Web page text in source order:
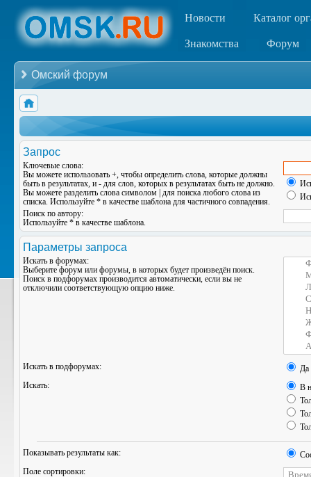
Новости Каталог
Знакомства Форум
Омский форум
Запрос
Ключевые слова:
Вы можете использовать +, чтобы определить слова, которые должны
быть в результатах, и - для слов, которых в результатах быть не должно.
Вы можете разделить слова символом для поиска любого слова из
списка. Используйте * в качестве шаблона для частичного совпадения.
Поиск по автору:
Используйте * в качестве шаблона.
Параметры запроса
Искать в форумах:
Выберите форум или форумы, в которых будет произведён поиск.
Поиск в подфорумах производится автоматически, если вы не
отключили соответствующую опцию ниже.
Искать в подфорумах:
Да
Искать:
В
Показывать результаты как:
Поле сортировки: